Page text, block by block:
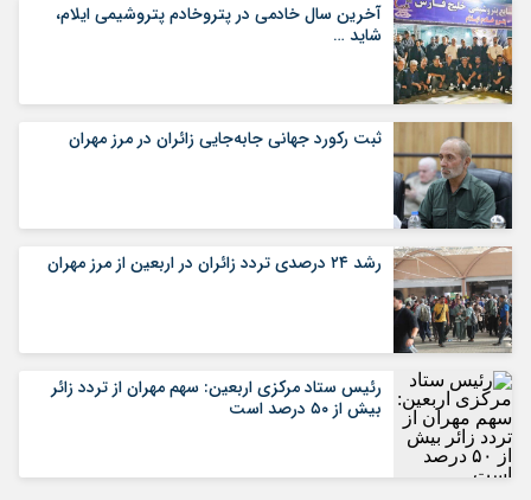
آخرین سال خادمی در پتروخادم پتروشیمی ایلام،
شاید …
ثبت رکورد جهانی جابه‌جایی زائران در مرز مهران
رشد ۲۴ درصدی تردد زائران در اربعین از مرز مهران
رئیس ستاد مرکزی اربعین: سهم مهران از تردد زائر
بیش از ۵۰ درصد است